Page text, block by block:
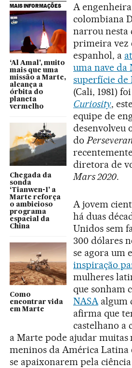
MAIS INFORMAÇÕES
‘Al Amal’, muito
mais que uma
missão a Marte,
alcança a
órbita do
planeta
vermelho
Chegada da
sonda
‘Tianwen-1’ a
Marte reforça
o ambicioso
programa
espacial da
China
Como
encontrar vida
em Marte
A
colombiana
narrou nesta
primeira vez
espanhol, a
uma nave da
superfície de
(Cali, 1981)
Curiosity,
equipe de
desenvolveu
do
diretora de
Mars 2020.
A jovem
há duas
Unidos sem
300 dólares
se agora um
inspiração
mulheres
que sonham
NASAalgum
afirma que
castelhano a
a Marte pode ajudar muitas
meninos da América Latina
se apaixonarem pela ciência